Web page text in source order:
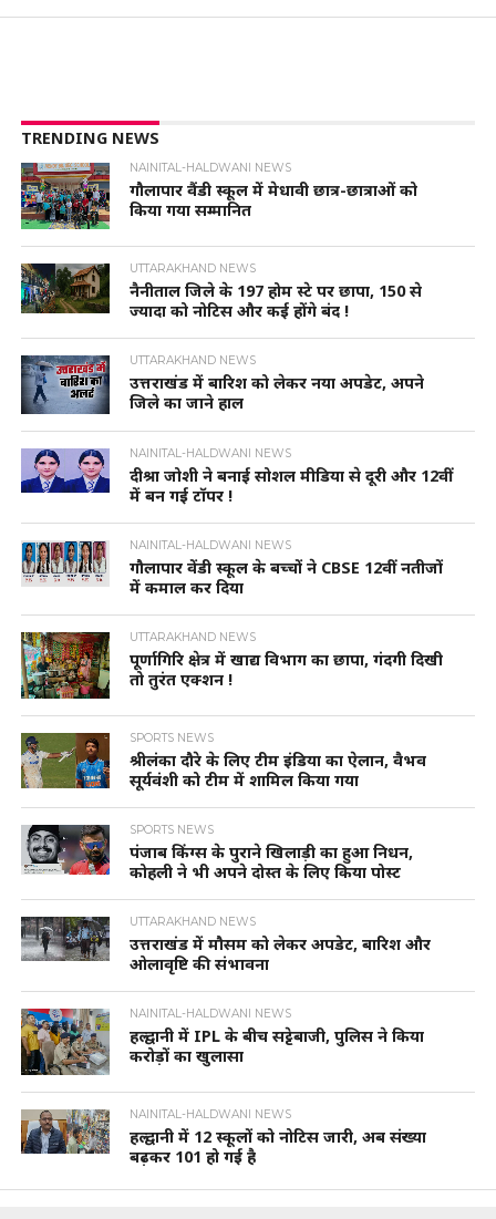
TRENDING NEWS
NAINITAL-HALDWANI NEWS
गौलापार वैंडी स्कूल में मेधावी छात्र-छात्राओं को
किया गया सम्मानित
UTTARAKHAND NEWS
नैनीताल जिले के 197 होम स्टे पर छापा, 150 से
ज्यादा को नोटिस और कई होंगे बंद !
UTTARAKHAND NEWS
उत्तराखंड में बारिश को लेकर नया अपडेट, अपने
जिले का जाने हाल
NAINITAL-HALDWANI NEWS
दीश्रा जोशी ने बनाई सोशल मीडिया से दूरी और 12वीं
में बन गई टॉपर !
NAINITAL-HALDWANI NEWS
गौलापार वेंडी स्कूल के बच्चों ने CBSE 12वीं नतीजों
में कमाल कर दिया
UTTARAKHAND NEWS
पूर्णागिरि क्षेत्र में खाद्य विभाग का छापा, गंदगी दिखी
तो तुरंत एक्शन !
SPORTS NEWS
श्रीलंका दौरे के लिए टीम इंडिया का ऐलान, वैभव
सूर्यवंशी को टीम में शामिल किया गया
SPORTS NEWS
पंजाब किंग्स के पुराने खिलाड़ी का हुआ निधन,
कोहली ने भी अपने दोस्त के लिए किया पोस्ट
UTTARAKHAND NEWS
उत्तराखंड में मौसम को लेकर अपडेट, बारिश और
ओलावृष्टि की संभावना
NAINITAL-HALDWANI NEWS
हल्द्वानी में IPL के बीच सट्टेबाजी, पुलिस ने किया
करोड़ों का खुलासा
NAINITAL-HALDWANI NEWS
हल्द्वानी में 12 स्कूलों को नोटिस जारी, अब संख्या
बढ़कर 101 हो गई है